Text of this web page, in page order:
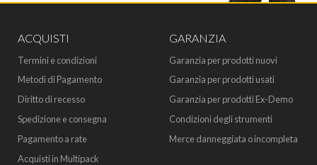
ACQUISTI
Termini e condizioni
Metodi di Pagamento
Diritto di recesso
Spedizione e consegna
Pagamento a rate
Acquisti in Multipack
GARANZIA
Garanzia per prodotti nuovi
Garanzia per prodotti usati
Garanzia per prodotti Ex-Demo
Condizioni degli strumenti
Merce danneggiata o incompleta